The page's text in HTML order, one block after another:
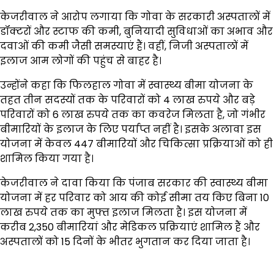
केजरीवाल ने आरोप लगाया कि गोवा के सरकारी अस्पतालों में
डॉक्टरों और स्टाफ की कमी, बुनियादी सुविधाओं का अभाव और
दवाओं की कमी जैसी समस्याएं हैं। वहीं, निजी अस्पतालों में
इलाज आम लोगों की पहुंच से बाहर है।
उन्होंने कहा कि फिलहाल गोवा में स्वास्थ्य बीमा योजना के
तहत तीन सदस्यों तक के परिवारों को 4 लाख रुपये और बड़े
परिवारों को 6 लाख रुपये तक का कवरेज मिलता है, जो गंभीर
बीमारियों के इलाज के लिए पर्याप्त नहीं है। इसके अलावा इस
योजना में केवल 447 बीमारियों और चिकित्सा प्रक्रियाओं को ही
शामिल किया गया है।
केजरीवाल ने दावा किया कि पंजाब सरकार की स्वास्थ्य बीमा
योजना में हर परिवार को आय की कोई सीमा तय किए बिना 10
लाख रुपये तक का मुफ्त इलाज मिलता है। इस योजना में
करीब 2,350 बीमारियां और मेडिकल प्रक्रियाएं शामिल हैं और
अस्पतालों को 15 दिनों के भीतर भुगतान कर दिया जाता है।